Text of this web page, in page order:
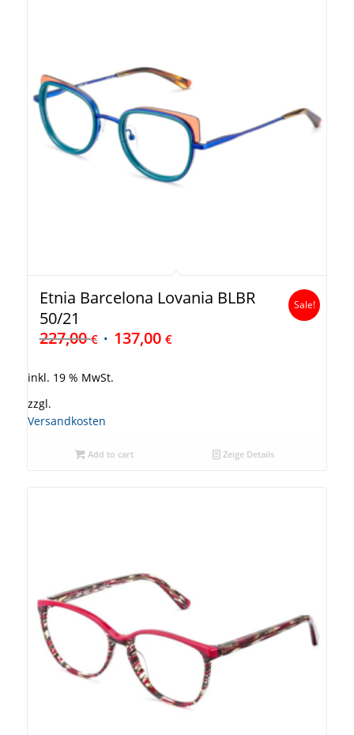
Etnia Barcelona Lovania BLBR
50/21
227,00€ 137,00 €
Sale!
inkl. 19 % MwSt.
zzgl.
Versandkosten
Add to cart Zeige Details